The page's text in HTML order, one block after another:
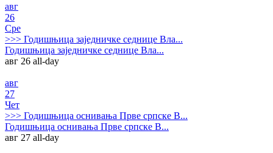
авг
26
Сре
>>> Годишњица заједничке седнице Вла...
Годишњица заједничке седнице Вла...
авг 26 all-day
авг
27
Чет
>>> Годишњица оснивања Прве српске В...
Годишњица оснивања Прве српске В...
авг 27 all-day